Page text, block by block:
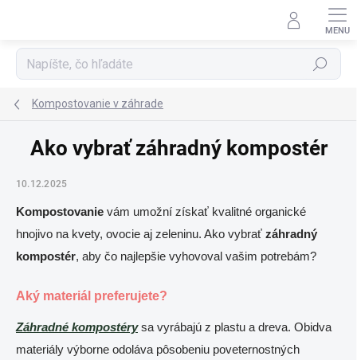
Hľadať
Kompostovanie v záhrade
Ako vybrať záhradný kompostér
10.12.2025
Kompostovanie vám umožní získať kvalitné organické
hnojivo na kvety, ovocie aj zeleninu. Ako vybrať záhradný
kompostér, aby čo najlepšie vyhovoval vašim potrebám?
Aký materiál preferujete?
Záhradné kompostérysa vyrábajú z plastu a dreva. Obidva
materiály výborne odoláva pôsobeniu poveternostných